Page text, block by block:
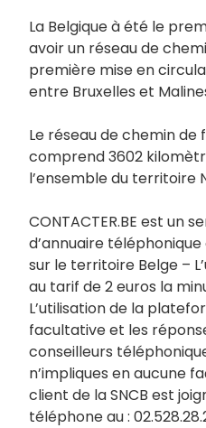
La Belgique à été le
avoir un réseau de
première mise en
entre Bruxelles et
Le réseau de chemin de
comprend 3602
l’ensemble du territoire
CONTACTER.BE est un
d’annuaire
sur le territoire Belge –
au tarif de 2 euros la
L’utilisation de la
facultative et les
conseilleurs
n’impliques en aucune
client de la SNCB est
téléphone au :